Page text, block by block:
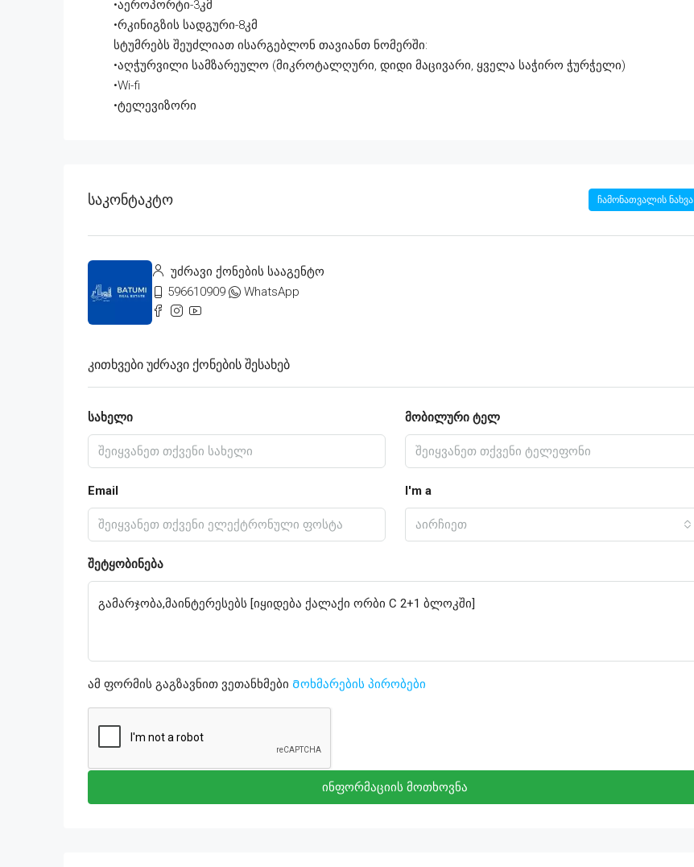
•აეროპორტი-3კმ
•რკინიგზის სადგური-8კმ
სტუმრებს შეუძლიათ ისარგებლონ თავიანთ ნომერში:
•აღჭურვილი სამზარეულო (მიკროტალღური, დიდი მაცივარი, ყველა საჭირო ჭურჭელი)
•Wi-fi
•ტელევიზორი
Საკონტაკტო ჩამონათვალის ნახვა
უძრავი ქონების სააგენტო
596610909
WhatsApp
Კითხვები Უძრავი Ქონების Შესახებ
სახელი მობილური ტელ
Email I'm a
აირჩიეთ
შეტყობინება
ამ ფორმის გაგზავნით ვეთანხმები Მოხმარების პირობები
ინფორმაციის მოთხოვნა